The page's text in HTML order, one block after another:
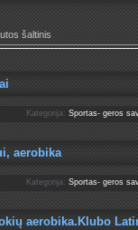
šaltinis
Kategorija: Sportas- geros
aerobika
Kategorija: Sportas- geros
aerobika.Klubo